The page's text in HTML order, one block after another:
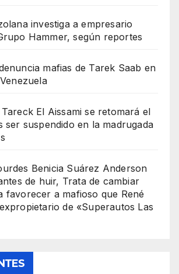
investiga a empresario
Hammer, según reportes
mafias de Tarek Saab en
El Aissami se retomará el
ser suspendido en la madrugada
Benicia Suárez Anderson
de huir, Trata de cambiar
favorecer a mafioso que René
de «Superautos Las